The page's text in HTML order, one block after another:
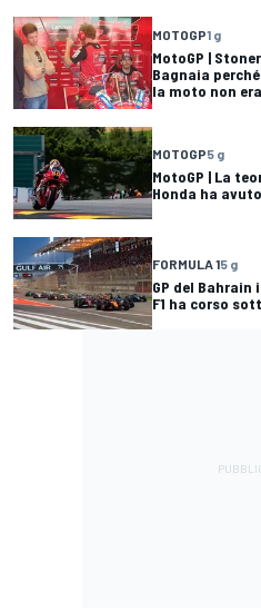
MOTOGP1 g
MotoGP |
Bagnaia
la moto non
MOTOGP5 g
MotoGP | La
Honda ha
FORMULA 15 g
GP del
F1 ha corso